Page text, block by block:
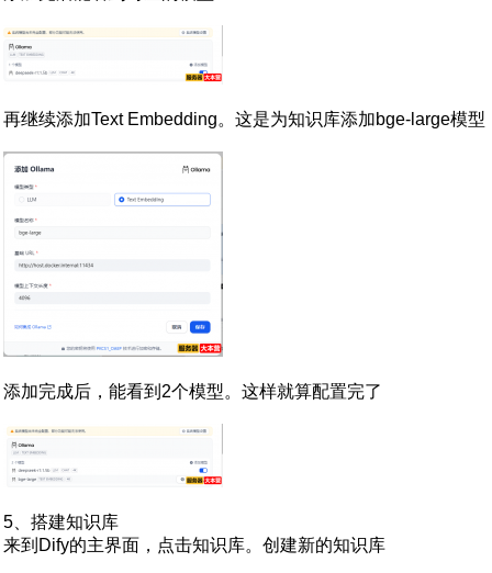
再继续添加Text Embedding。这是为知识库添加bge-large模型
添加完成后，能看到2个模型。这样就算配置完了
5、搭建知识库
来到Dify的主界面，点击知识库。创建新的知识库